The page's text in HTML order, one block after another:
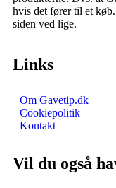
hvis det fører til et
siden ved lige.
Links
Om Gavetip.dk
Cookiepolitik
Kontakt
Vil du også